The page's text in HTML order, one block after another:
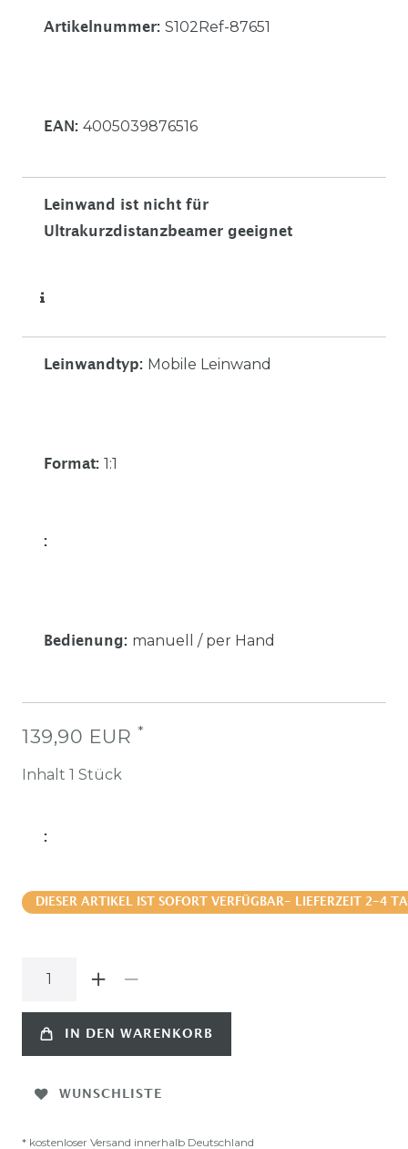
Artikelnummer: S102Ref-87651
EAN: 4005039876516
Leinwand ist nicht für
Ultrakurzdistanzbeamer geeignet
Leinwandtyp: Mobile Leinwand
Format: 1:1
:
Bedienung: manuell / per Hand
139,90 EUR *
Inhalt 1 Stück
:
DIESER ARTIKEL IST SOFORT VERFÜGBAR- LIEFERZEIT 2-4
IN DEN WARENKORB
WUNSCHLISTE
* kostenloser Versand innerhalb Deutschland